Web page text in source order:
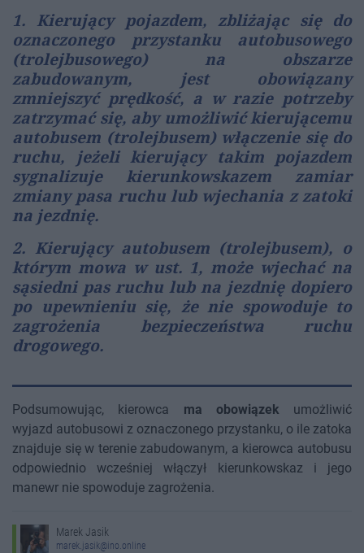
1. Kierujący pojazdem, zbliżając się do
oznaczonego przystanku autobusowego
(trolejbusowego) na obszarze
zabudowanym, jest obowiązany
zmniejszyć prędkość, a w razie potrzeby
zatrzymać się, aby umożliwić kierującemu
autobusem (trolejbusem) włączenie się do
ruchu, jeżeli kierujący takim pojazdem
sygnalizuje kierunkowskazem zamiar
zmiany pasa ruchu lub wjechania z zatoki
na jezdnię.
2. Kierujący autobusem (trolejbusem), o
którym mowa w ust. 1, może wjechać na
sąsiedni pas ruchu lub na jezdnię dopiero
po upewnieniu się, że nie spowoduje to
zagrożenia bezpieczeństwa ruchu
drogowego.
Podsumowując, kierowca ma obowiązek umożliwić
wyjazd autobusowi z oznaczonego przystanku, o ile zatoka
znajduje się w terenie zabudowanym, a kierowca autobusu
odpowiednio wcześniej włączył kierunkowskaz i jego
manewr nie spowoduje zagrożenia.
Marek Jasik
marek.jasik@ino.online